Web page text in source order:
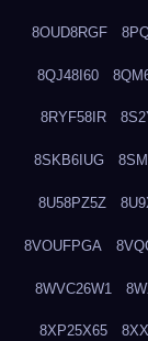
8OUD8RGF
8QJ48I60
8RYF58IR
8SKB6IUG
8U58PZ5Z
8VOUFPGA
8WVC26W1
8XP25X65